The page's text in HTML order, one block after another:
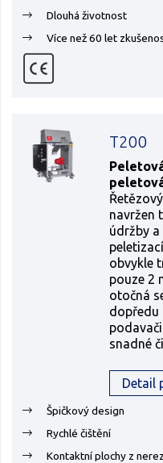
Dlouhá životnost
Více než 60 let
T200
navržen
údržby a
obvykle
pouze 2
otočná
dopředu
snadné
Detail
Špičkový design
Rychlé čištění
Kontaktní plochy z